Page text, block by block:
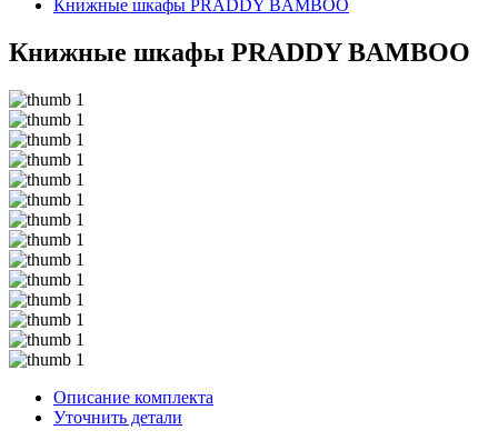
Книжные шкафы PRADDY BAMBOO
Книжные шкафы PRADDY BAMBOO
Описание комплекта
Уточнить детали